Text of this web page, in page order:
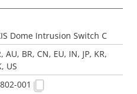
Dome Intrusion Switch C
AU, BR, CN, EU, IN, JP, KR,
US
001